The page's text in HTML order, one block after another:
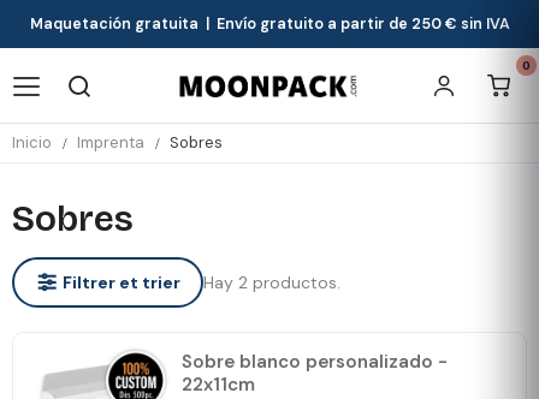
Maquetación gratuita | Envío gratuito a partir de 250 € sin IVA
0
Inicio Imprenta Sobres
Sobres
Filtrer et trier Hay 2 productos.
Sobre blanco personalizado -
22x11cm